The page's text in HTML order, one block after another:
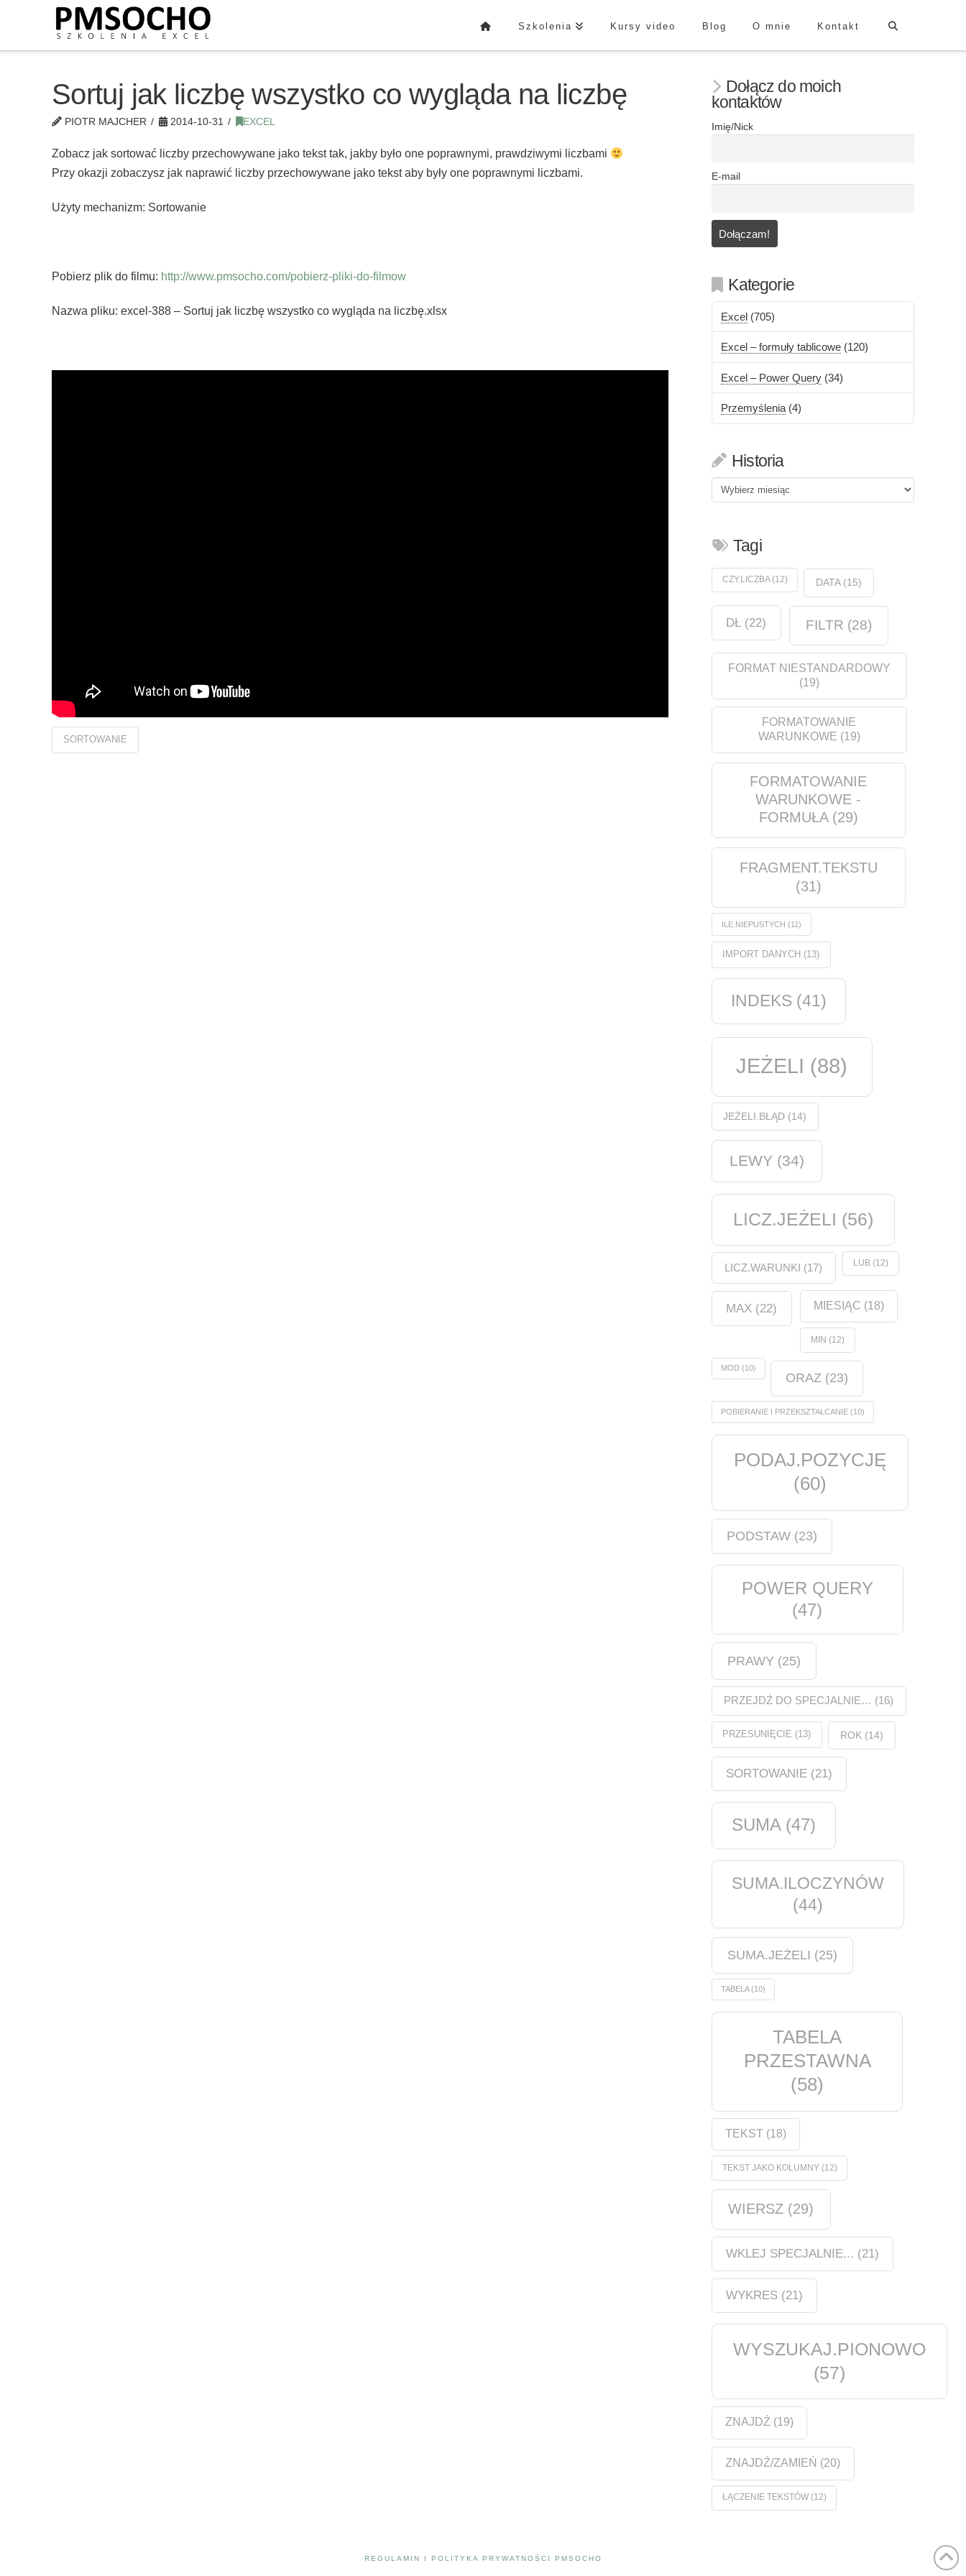
Szkolenia Kursy video Blog O mnie Kontakt
Sortuj jak liczbę wszystko co wygląda na liczbę
PIOTR MAJCHER 2014-10-31 EXCEL
Zobacz jak sortować liczby przechowywane jako tekst tak, jakby było one poprawnymi, prawdziwymi liczbami
Przy okazji zobaczysz jak naprawić liczby przechowywane jako tekst aby były one poprawnymi liczbami.
Użyty mechanizm: Sortowanie
Pobierz plik do filmu: http://www.pmsocho.com/pobierz-pliki-do-filmow
Nazwa pliku: excel-388 – Sortuj jak liczbę wszystko co wygląda na liczbę.xlsx
SORTOWANIE
Dołącz do moich
kontaktów
Imię/Nick
E-mail
Kategorie
Excel (705)
Excel – formuły tablicowe (120)
Excel – Power Query (34)
Przemyślenia (4)
Historia
Historia
Tagi
CZY.LICZBA(12) DATA(15)
DŁ (22) FILTR (28)
FORMAT NIESTANDARDOWY
(19)
FORMATOWANIE
WARUNKOWE (19)
FORMATOWANIE
WARUNKOWE -
FORMUŁA(29)
FRAGMENT.TEKSTU
(31)
ILE.NIEPUSTYCH (11)
IMPORT DANYCH (13)
INDEKS (41)
JEŻELI (88)
JEŻELI.BŁĄD (14)
LEWY (34)
LICZ.JEŻELI (56)
LICZ.WARUNKI (17) LUB(12)
MAX (22) MIESIĄC (18)
MIN (12)
MOD(10)
ORAZ (23)
POBIERANIE I PRZEKSZTAŁCANIE(10)
PODAJ.POZYCJĘ
(60)
PODSTAW(23)
POWER QUERY
(47)
PRAWY(25)
PRZEJDŹ DO SPECJALNIE… (16)
PRZESUNIĘCIE (13) ROK (14)
SORTOWANIE(21)
SUMA(47)
SUMA.ILOCZYNÓW
(44)
SUMA.JEŻELI (25)
TABELA(10)
TABELA
PRZESTAWNA
(58)
TEKST(18)
TEKST JAKO KOLUMNY(12)
WIERSZ (29)
WKLEJ SPECJALNIE... (21)
WYKRES(21)
WYSZUKAJ.PIONOWO
(57)
ZNAJDŹ (19)
ZNAJDŹ/ZAMIEŃ (20)
ŁĄCZENIE TEKSTÓW(12)
REGULAMIN I POLITYKA PRYWATNOŚCI PMSOCHO